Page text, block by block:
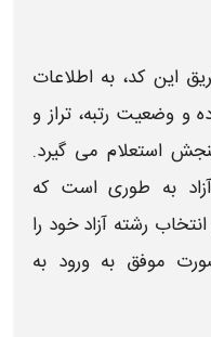
این کد، به اطلاعات
و وضعیت رتبه، تراز و
استعلام می گیرد.
به طوری است که
رشته آزادخود را
موفق به ورود به